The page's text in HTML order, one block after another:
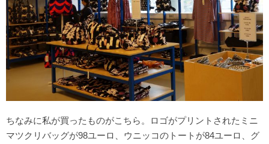
ちなみに私が買ったものがこちら。ロゴがプリントされたミニ
マツクリバッグが98ユーロ、ウニッコのトートが84ユーロ、グ